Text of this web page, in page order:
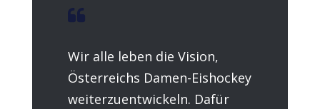
Wir alle leben die Vision,
Österreichs Damen-Eishockey
weiterzuentwickeln. Dafür